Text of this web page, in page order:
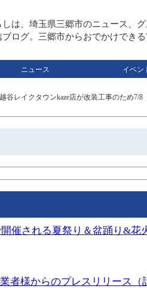
しは、埼玉県三郷市のニュース、
ログ。三郷市からおでかけでき
ニュース イベン
谷レイクタウンkaze店が改装工事のため7/
催される夏祭り＆盆踊り&花
者様からのプレスリリース（